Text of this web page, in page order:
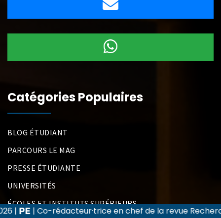
en chef de la revue Recherche et Applications
Catégories Populaires
BLOG ÉTUDIANT
PARCOURS LE MAG
PRESSE ÉTUDIANTE
UNIVERSITÉS
ÉCOLES ET INSTITUTS SUPÉRIEURS